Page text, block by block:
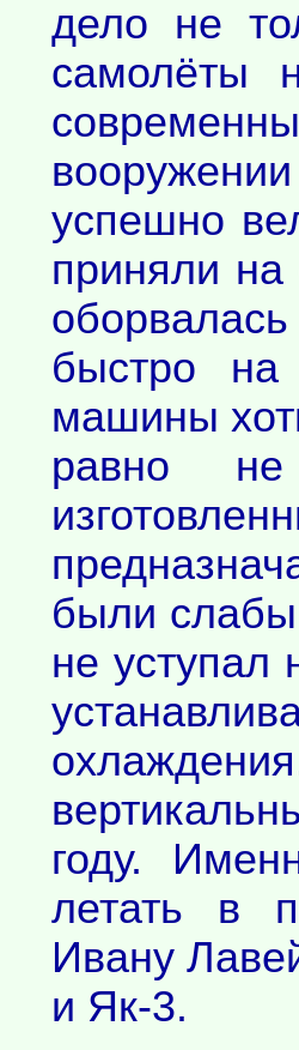
дело не
самолёты
успешно
приняли
быстро
машины
равно
были слабы
не
году.
летать в
Ивану
и Як-3.